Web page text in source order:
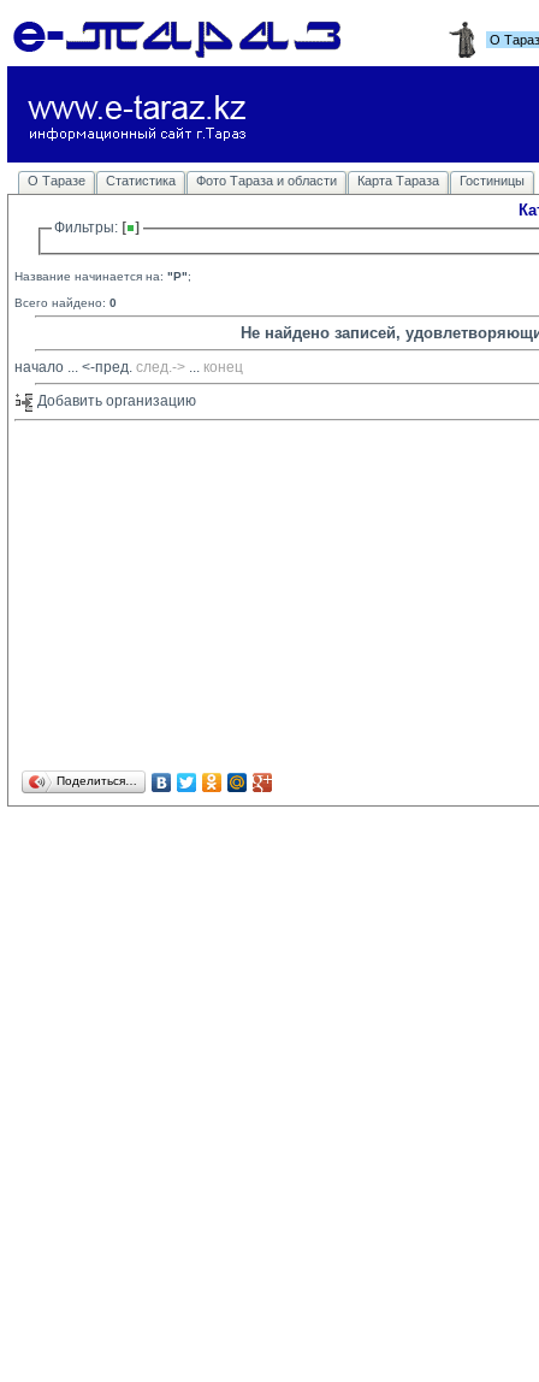
О
О Таразе Статистика Фото Тараза и области Карта Тараза Гостиницы
Фильтры:
Название начинается на: "P";
Всего найдено: 0
Не найдено записей,
начало ... <-пред. след.-> ... конец
Добавить организацию
Поделиться…